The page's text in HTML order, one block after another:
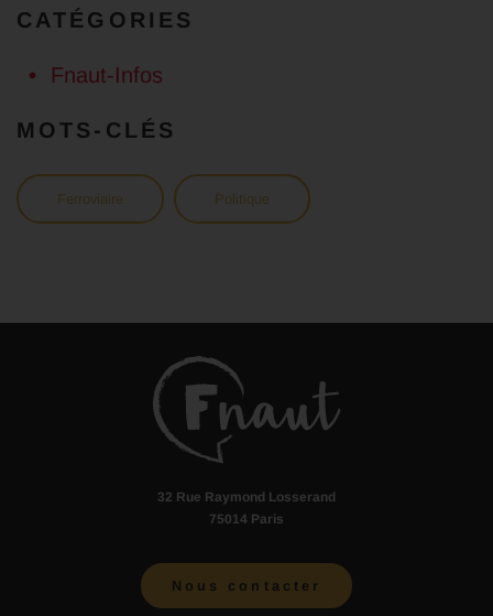
CATÉGORIES
Fnaut-Infos
MOTS-CLÉS
Ferroviaire Politique
32 Rue Raymond Losserand
75014 Paris
Nous contacter